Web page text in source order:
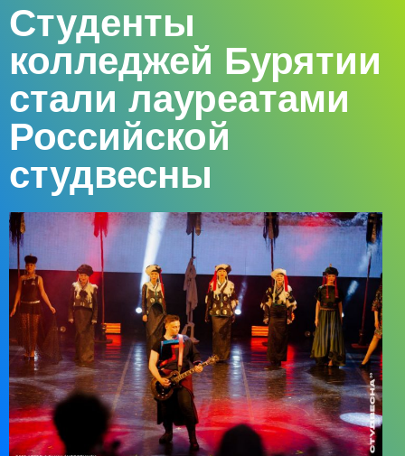
Студенты
колледжей Бурятии
стали лауреатами
Российской
студвесны